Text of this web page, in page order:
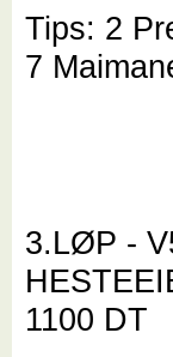
Tips: 2
7
3.LØP -
1100 DT